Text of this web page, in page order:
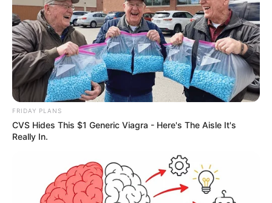
FRIDAY PLANS
CVS Hides This $1 Generic Viagra - Here's The Aisle It's
Really In.